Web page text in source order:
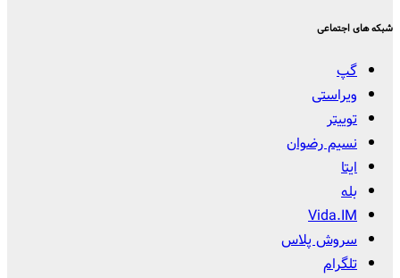
شبکه های اجتماعی
گپ
ویراستی
توییتر
نسیم رضوان
ایتا
بله
Vida.IM
سروش پلاس
تلگرام